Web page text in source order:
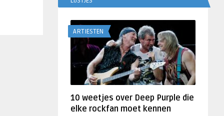
ARTIESTEN
10 weetjes over Deep Purple die
elke rockfan moet kennen